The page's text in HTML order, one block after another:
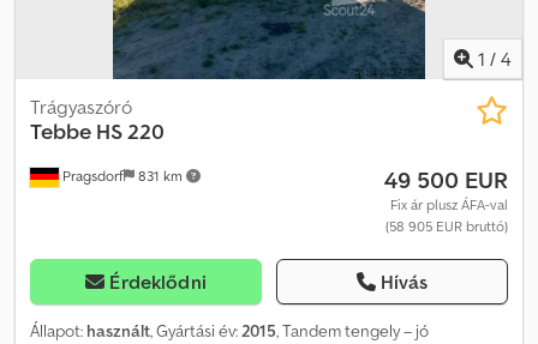
1 / 4
Pragsdorf 831 km
Trágyaszóró
Tebbe HS 220
49 500 EUR
Fix ár plusz ÁFA-val
(58 905 EUR bruttó)
Érdeklődni Hívás
Állapot: használt, Gyártási év:2015, Tandem tengely – jó